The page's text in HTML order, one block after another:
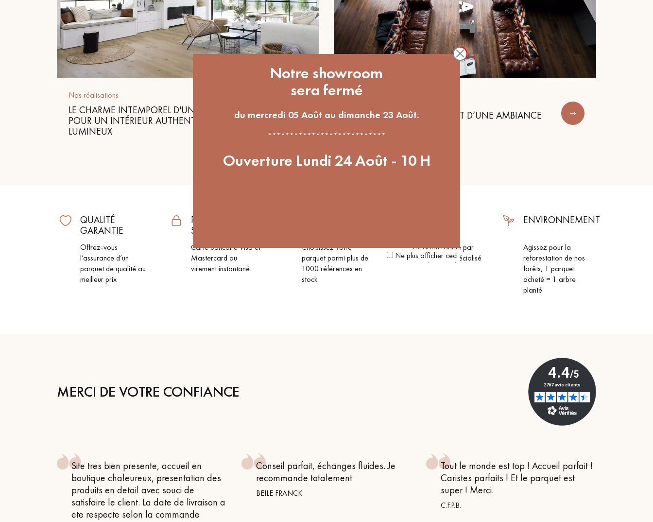
Nos réalisations
LE CHARME INTEMPOREL D'UN PARQUET VIEILLI
POUR UN INTÉRIEUR AUTHENTIQUE ET
LUMINEUX
LE PARQUET FONCÉ, L’ATOUT D’UNE AMBIANCE
QUALITÉ
GARANTIE
Offrez-vous
l’assurance d’un
parquet de qualité au
meilleur prix
PAIEMENT
SÉCURISÉ
Carte bancaire Visa et
Mastercard ou
virement instantané
Choisissez votre
parquet parmi plus de
1000 références en
stock
Livraison rapide par
transporteur spécialisé
ENVIRONNEMENT
Agissez pour la
reforestation de nos
forêts, 1 parquet
acheté = 1 arbre
planté
MERCI DE VOTRE CONFIANCE
accueil en
presentation des
La date de livraison a
Conseil parfait, échanges fluides. Je
recommande totalement
BEILE FRANCK
Tout le monde est top ! Accueil parfait !
Caristes parfaits ! Et le parquet est
Je suis tombé sur une très bonne
conseillère qui a su me guider et
m’orienter, il me semble qu’elle
Notre showroom
sera fermé
du mercredi 05 Août au dimanche 23 Août.
***************************
Ouverture Lundi 24 Août - 10 H
Ne plus afficher ceci